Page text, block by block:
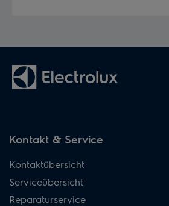
Kontakt & Service
Kontaktübersicht
Serviceübersicht
Reparaturservice